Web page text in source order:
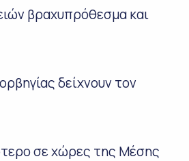
βραχυπρόθεσμα και
δείχνουν τον
σε χώρες της Μέσης